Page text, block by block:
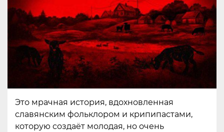
Это мрачная история, вдохновленная
славянским фольклором и крипипастами,
которую создаёт молодая, но очень